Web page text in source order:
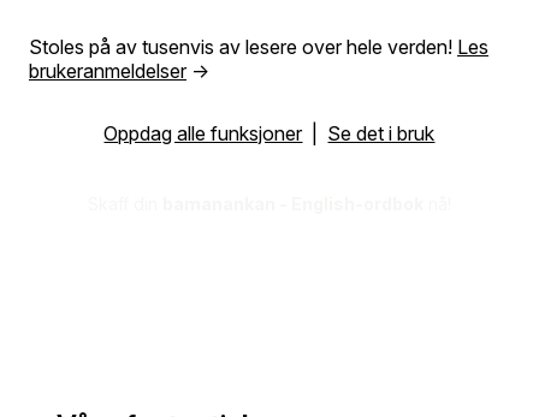
Stoles på av tusenvis av lesere over hele verden! Les
brukeranmeldelser→
Oppdag alle funksjoner| Se det i bruk